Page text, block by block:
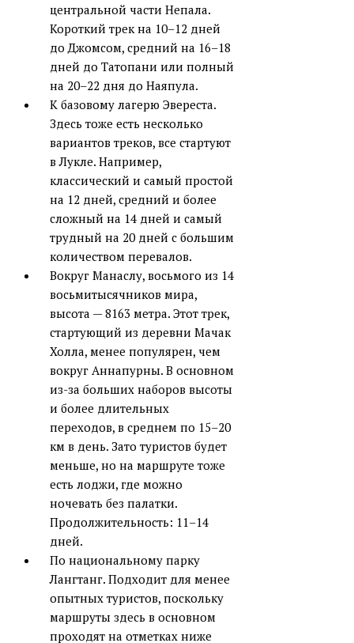
центральной части Непала.
Короткий трек на 10–12 дней
до Джомсом, средний на 16–18
дней до Татопани или полный
на 20–22 дня до Наяпула.
К базовому лагерю Эвереста.
Здесь тоже есть несколько
вариантов треков, все стартуют
в Лукле. Например,
классический и самый простой
на 12 дней, средний и более
сложный на 14 дней и самый
трудный на 20 дней с большим
количеством перевалов.
Вокруг Манаслу, восьмого из 14
восьмитысячников мира,
высота — 8163 метра. Этот трек,
стартующий из деревни Мачак
Холла, менее популярен, чем
вокруг Аннапурны. В основном
из-за больших наборов высоты
и более длительных
переходов, в среднем по 15–20
км в день. Зато туристов будет
меньше, но на маршруте тоже
есть лоджи, где можно
ночевать без палатки.
Продолжительность: 11–14
дней.
По национальному парку
Лангтанг. Подходит для менее
опытных туристов, поскольку
маршруты здесь в основном
проходят на отметках ниже